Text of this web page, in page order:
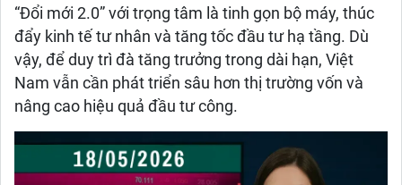
“Đổi mới 2.0” với trọng tâm là tinh gọn bộ máy, thúc
đẩy kinh tế tư nhân và tăng tốc đầu tư hạ tầng. Dù
vậy, để duy trì đà tăng trưởng trong dài hạn, Việt
Nam vẫn cần phát triển sâu hơn thị trường vốn và
nâng cao hiệu quả đầu tư công.